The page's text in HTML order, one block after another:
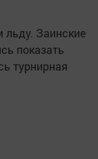
Заинские
показать
турнирная